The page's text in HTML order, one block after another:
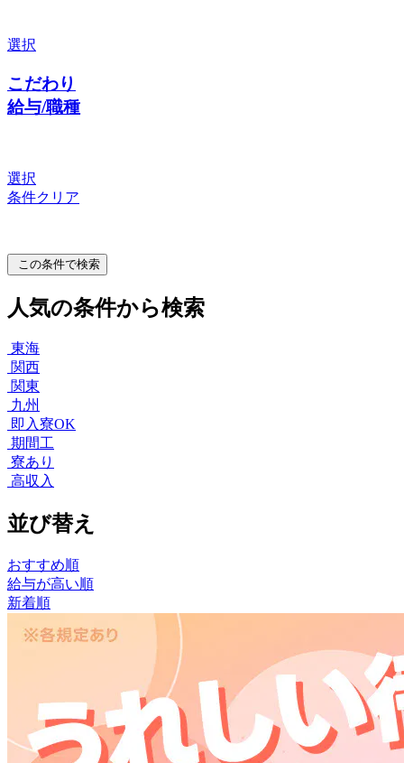
選択
こだわり
給与/職種
選択
条件クリア
この条件で検索
人気の条件から検索
東海
関西
関東
九州
即入寮OK
期間工
寮あり
高収入
並び替え
おすすめ順
給与が高い順
新着順